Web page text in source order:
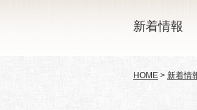
新着情報
HOME > 新着情